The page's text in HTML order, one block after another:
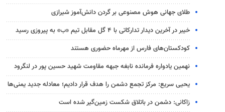
طلای جهانی هوش مصنوعی بر گردن دانش‌آموز شیرازی
خیبر در آخرین دیدار تدارکاتی با ۴ گل مقابل تیم «ب» به پیروزی رسید
کودکستان‌های فارس از مهرماه حضوری هستند
نهمین یادواره فرمانده نابغه جبهه مقاومت شهید حسین پور در لنگرود
یحیی سریع: مرکز تجمع دشمن را هدف قرار دادیم؛ معادله جدید یمنی‌ها
زاکانی: دشمن در باتلاق شکست زمین‌گیر شده است